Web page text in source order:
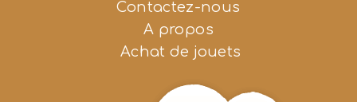
Contactez-nous
A propos
Achat de jouets